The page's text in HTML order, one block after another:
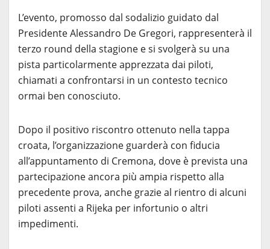
L’evento, promosso dal sodalizio guidato dal
Presidente Alessandro De Gregori, rappresenterà il
terzo round della stagione e si svolgerà su una
pista particolarmente apprezzata dai piloti,
chiamati a confrontarsi in un contesto tecnico
ormai ben conosciuto.
Dopo il positivo riscontro ottenuto nella tappa
croata, l’organizzazione guarderà con fiducia
all’appuntamento di Cremona, dove è prevista una
partecipazione ancora più ampia rispetto alla
precedente prova, anche grazie al rientro di alcuni
piloti assenti a Rijeka per infortunio o altri
impedimenti.